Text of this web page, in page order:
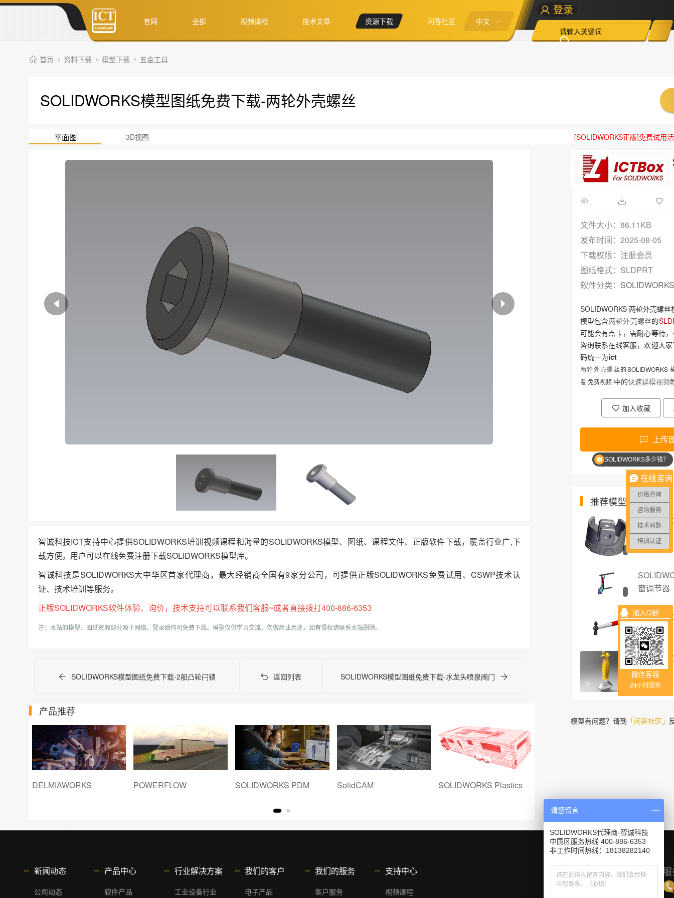
官网 全部 视频课程 技术文章 资源下载 问答社区 中文
登录
首页 资料下载 模型下载 五金工具
SOLIDWORKS模型图纸免费下载-两轮外壳螺丝
平面图 3D视图 [SOLIDWORKS正版]免费试用
智诚科技ICT支持中心提供SOLIDWORKS培训视频课程和海量的SOLIDWORKS模型、图纸、课程文件、正版软件下载，覆盖行业广,下
载方便。用户可以在线免费注册下载SOLIDWORKS模型库。
智诚科技是SOLIDWORKS大中华区首家代理商，最大经销商全国有9家分公司，可提供正版SOLIDWORKS免费试用、CSWP技术认
证、技术培训等服务。
正版SOLIDWORKS软件体验、询价，技术支持可以联系我们客服~或者直接拨打400-886-6353
注：本站的模型、图纸资源部分源于网络，登录后均可免费下载。模型仅供学习交流，勿做商业用途，如有侵权请联系本站删除。
SOLIDWORKS模型图纸免费下载-2船凸轮闩锁 返回列表 SOLIDWORKS模型图纸免费下载-水龙头喷泉阀门
产品推荐
POWERFLOW SOLIDWORKS PDM SolidCAM SOLIDWORKS Plastics SOLIDWORKS Composer
文件大小：86.11KB
发布时间：2025-08-05
下载权限：注册会员
图纸格式：SLDPRT
软件分类： SOLIDWORKS
SOLIDWORKS 两轮外壳螺
模型包含两轮外壳螺丝的
可能会有点卡，需耐心等待
咨询联系在线客服，欢迎大
码统一为ict
两轮外壳螺丝的SOLIDWORKS
看 免费视频中的快速建模视频
加入收藏
上传
推荐模型
塞
窗调节器
液压锤
米开瓶器
模型有问题？请到 「问答社区」
加入Q群
微信客服
24小时服务
新闻动态
公司动态
产品中心
软件产品
行业解决方案
工业设备行业
我们的客户
电子产品
我们的服务
客户服务
支持中心
视频课程
在线咨询
价格咨询
咨询服务
技术问题
培训认证
SOLIDWORKS优惠价格
SOLIDWORKS多少钱？
请您留言
SOLIDWORKS代理商-智诚科技
中国区服务热线 400-886-6353
非工作时间热线：18138282140